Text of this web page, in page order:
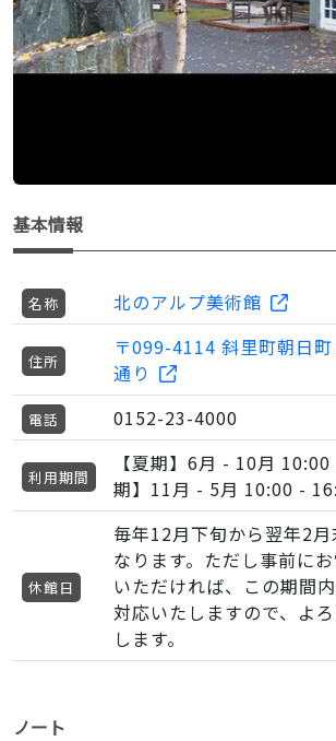
基本情報
名称 北のアルプ美術館
住所
〒099-4114 斜里町朝日
通り
電話 0152-23-4000
利用期間
【夏期】6月 - 10月
期】11月 - 5月 10:00 -
休館日
毎年12月下旬から翌年2
なります。ただし事前に
いただければ、この期間
対応いたしますので、よ
します。
ノート